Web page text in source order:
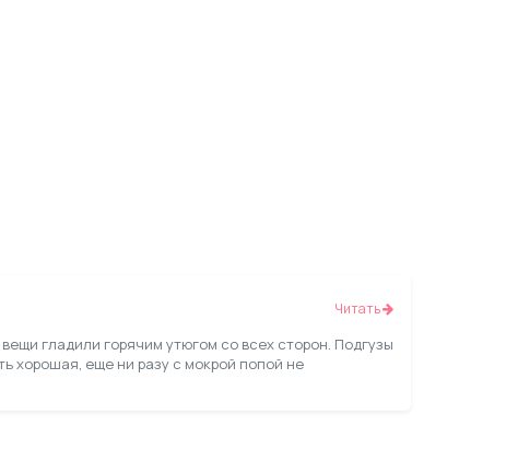
Читать
гладили горячим утюгом со всех сторон. Подгузы
хорошая, еще ни разу с мокрой попой не